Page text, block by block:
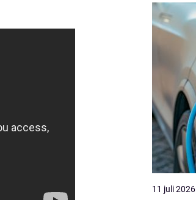
11 juli 2026